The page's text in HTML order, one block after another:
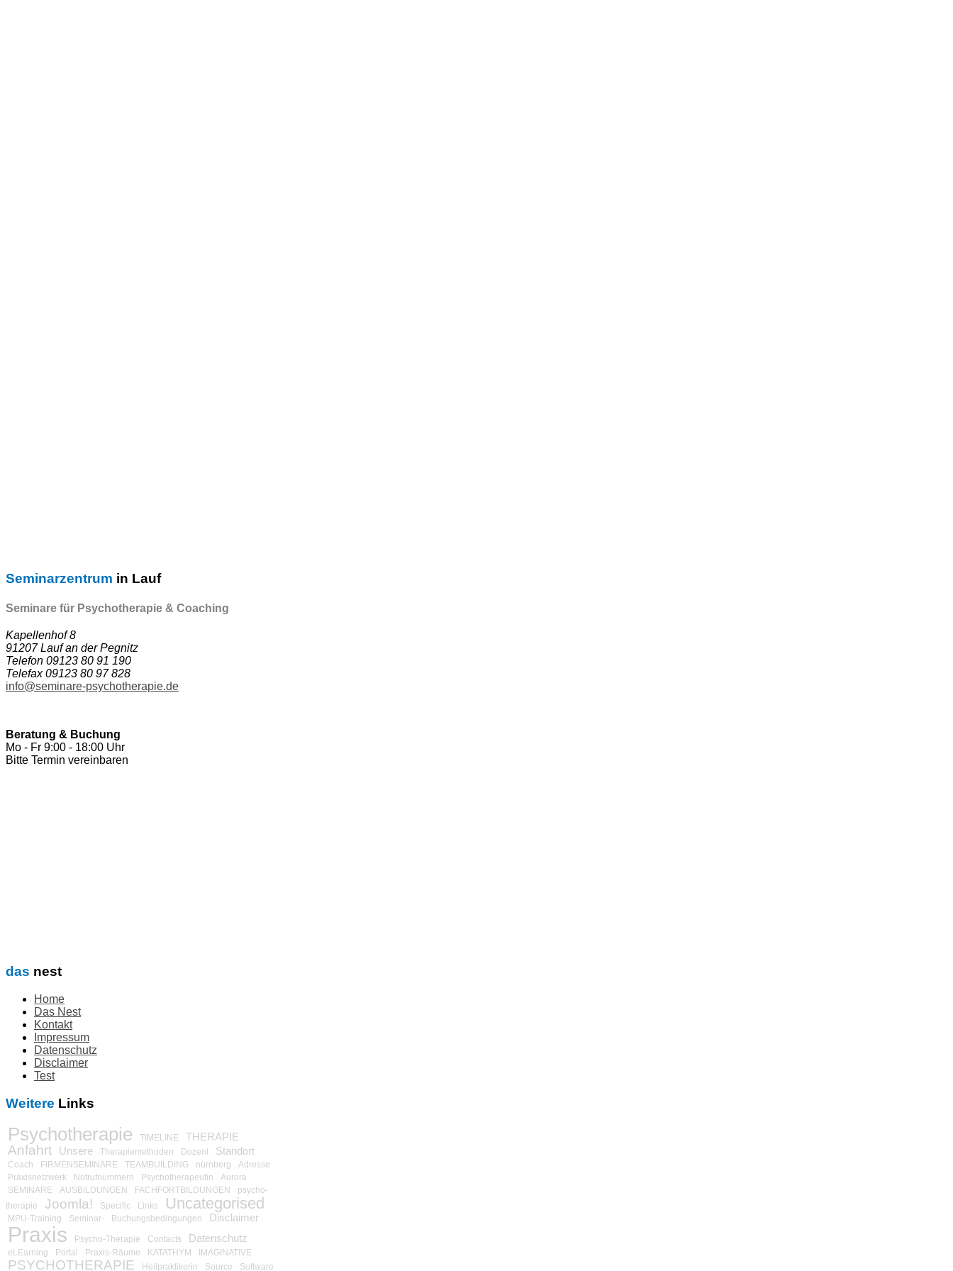
Seminarzentrum in Lauf
Seminare für Psychotherapie & Coaching
Kapellenhof 8
91207 Lauf an der Pegnitz
Telefon 09123 80 91 190
Telefax 09123 80 97 828
info@seminare-psychotherapie.de
Beratung & Buchung
Mo - Fr 9:00 - 18:00 Uhr
Bitte Termin vereinbaren
das nest
Home
Das Nest
Kontakt
Impressum
Datenschutz
Disclaimer
Test
Weitere Links
Psychotherapie TIMELINE THERAPIE
Anfahrt Unsere Therapiemethoden Dozent Standort
Coach FIRMENSEMINARE TEAMBUILDING nürnberg
Adresse
Praxisnetzwerk
Notrufnummern Psychotherapeutin
Aurora
SEMINARE
AUSBILDUNGEN FACHFORTBILDUNGEN
psycho-
therapie
Joomla! Specific Links Uncategorised
MPU-Training Seminar- Buchungsbedingungen Disclaimer
Praxis Psycho-Therapie Contacts Datenschutz
eLEarning Portal Praxis-Räume KATATHYM IMAGINATIVE
PSYCHOTHERAPIE Heilpraktikerin Source Software